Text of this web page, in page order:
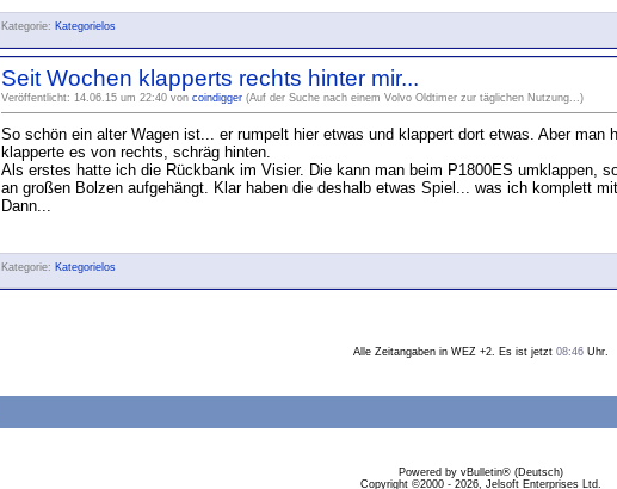
Kategorie: Kategorielos
Seit Wochen klapperts rechts hinter mir...
Veröffentlicht: 14.06.15 um 22:40 von coindigger (Auf der Suche nach einem Volvo Oldtimer zur täglichen Nutzung...)
So schön ein alter Wagen ist... er rumpelt hier etwas und klappert dort etwas. Aber
klapperte es von rechts, schräg hinten.
Als erstes hatte ich die Rückbank im Visier. Die kann man beim P1800ES umklappen,
an großen Bolzen aufgehängt. Klar haben die deshalb etwas Spiel... was ich komplett
Dann...
Kategorie: Kategorielos
Alle Zeitangaben in WEZ +2. Es ist jetzt 08:46 Uhr.
Powered by vBulletin® (Deutsch)
Copyright ©2000 - 2026, Jelsoft Enterprises Ltd.